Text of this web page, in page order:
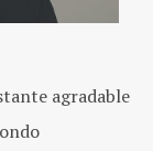
agradable